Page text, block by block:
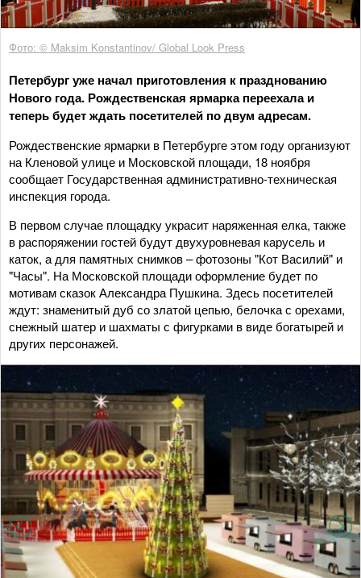
Фото: © Maksim Konstantinov/ Global Look Press
Петербург уже начал приготовления к празднованию
Нового года. Рождественская ярмарка переехала и
теперь будет ждать посетителей по двум адресам.
Рождественские ярмарки в Петербурге этом году организуют
на Кленовой улице и Московской площади, 18 ноября
сообщает Государственная административно-техническая
инспекция города.
В первом случае площадку украсит наряженная елка, также
в распоряжении гостей будут двухуровневая карусель и
каток, а для памятных снимков – фотозоны "Кот Василий" и
"Часы". На Московской площади оформление будет по
мотивам сказок Александра Пушкина. Здесь посетителей
ждут: знаменитый дуб со златой цепью, белочка с орехами,
снежный шатер и шахматы с фигурками в виде богатырей и
других персонажей.